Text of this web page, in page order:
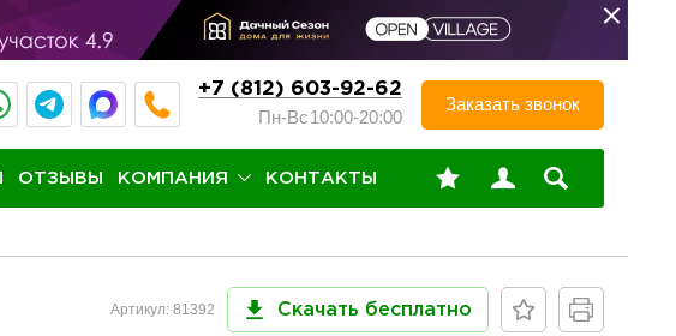
+7 (812) 603-92-62
Пн-Вс10:00-20:00
Заказать звонок
ОТЗЫВЫ КОМПАНИЯ КОНТАКТЫ
Артикул: 81392 Скачать бесплатно